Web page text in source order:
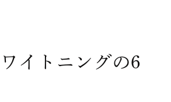
イトニングの6